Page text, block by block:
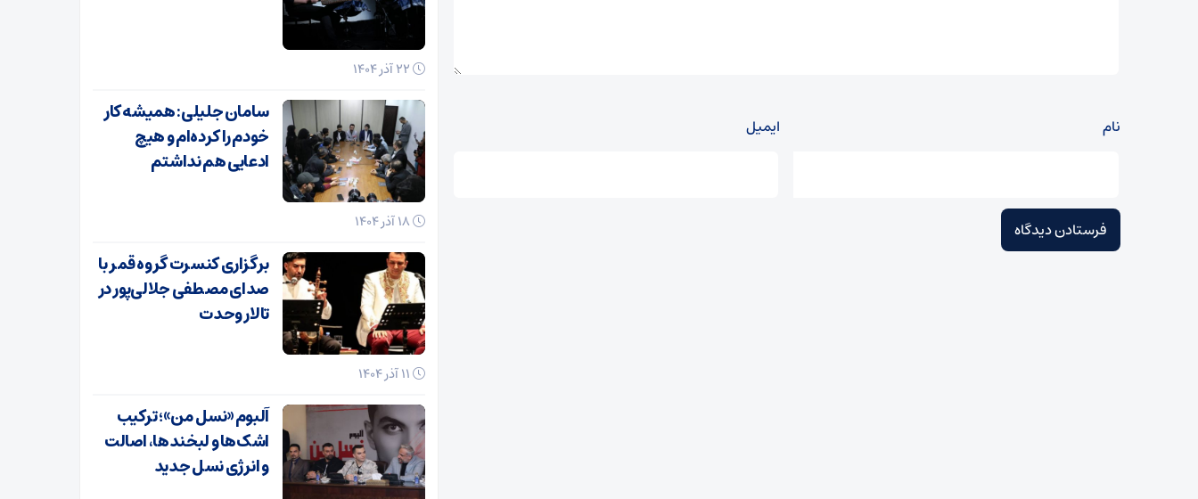
نام ایمیل
سامان جلیلی: همیشه کار
خودم را کرده‌ام و هیچ
ادعایی هم نداشتم
برگزاری کنسرت گروه قمر با
صدای مصطفی جلالی‌پور در
تالار وحدت
آلبوم «نسل من»؛ ترکیب
اشک‌ها و لبخندها، اصالت
و انرژی نسل جدید